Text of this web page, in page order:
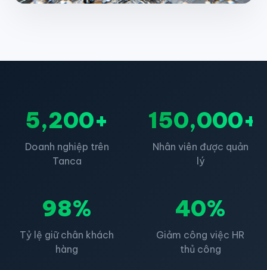
5,200+
Doanh nghiệp trên
Tanca
150,000+
Nhân viên được quản
lý
98%
Tỷ lệ giữ chân khách
hàng
40%
Giảm công việc HR
thủ công